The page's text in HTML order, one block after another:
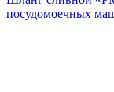
посудомоечных